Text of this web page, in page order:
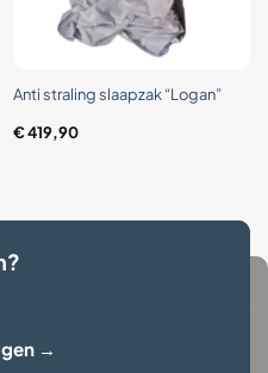
Anti straling slaapzak “Logan”
€419,90
→